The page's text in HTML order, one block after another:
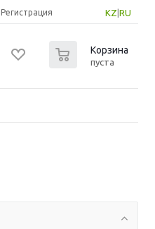
KZ RU
Регистрация
Корзина
пуста